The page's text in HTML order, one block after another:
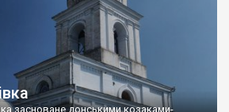
засноване донськими козаками-